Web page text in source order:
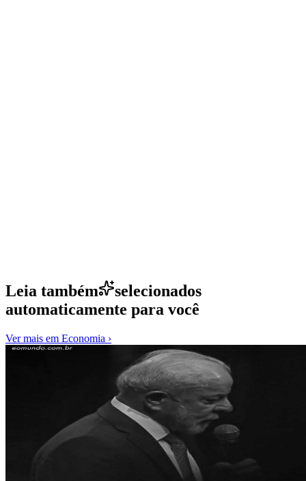
Leia também
selecionados
automaticamente para você
Ver mais em Economia ›